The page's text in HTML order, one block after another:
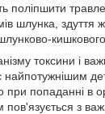
поліпшити
шлунка, здуття
кишкового
токсини і
найпотужнішим
попаданні в
з